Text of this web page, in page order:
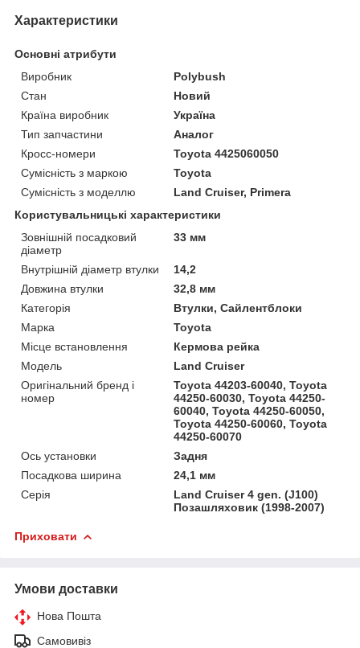
Характеристики
Основні атрибути
Виробник
Polybush
Стан
Новий
Країна виробник
Україна
Тип запчастини
Аналог
Кросс-номери
Toyota 4425060050
Сумісність з маркою
Toyota
Сумісність з моделлю
Land Cruiser, Primera
Користувальницькі характеристики
Зовнішній посадковий
діаметр
33 мм
Внутрішній діаметр втулки
14,2
Довжина втулки
32,8 мм
Категорія
Втулки, Сайлентблоки
Марка
Toyota
Місце встановлення
Кермова рейка
Мoдель
Land Cruiser
Оригінальний бренд і
номер
Toyota 44203-60040, Toyota
44250-60030, Toyota 44250-
60040, Toyota 44250-60050,
Toyota 44250-60060, Toyota
44250-60070
Ось установки
Задня
Посадкова ширина
24,1 мм
Серія
Land Cruiser 4 gen. (J100)
Позашляховик (1998-2007)
Приховати
Умови доставки
Нова Пошта
Самовивіз